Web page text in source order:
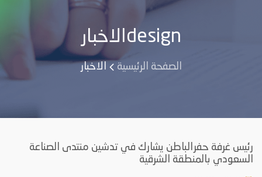
designالاخبار
الصفحة الرئيسية الاخبار
رئيس غرفة حفرالباطن يشارك في تدشين منتدى الصناعة
السعودي بالمنطقة الشرقية